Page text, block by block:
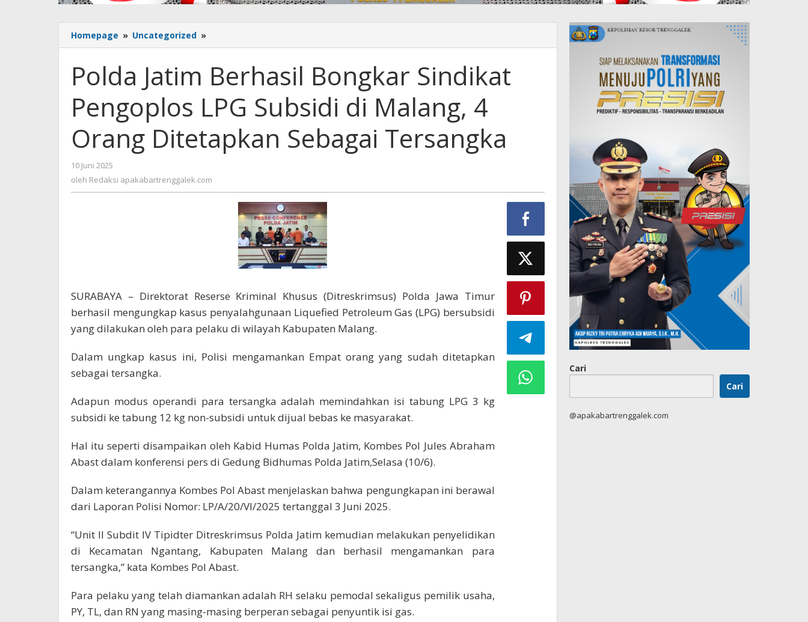
Homepage » Uncategorized »
Jatim
Bongkar
Sindikat
Pengoplos
LPG
di
Malang,
Ditetapkan
Tersangka
Polda Jatim Berhasil Bongkar Sindikat
Pengoplos LPG Subsidi di Malang, 4
Orang Ditetapkan Sebagai Tersangka
10 Juni 2025
Redaksi
apakabartrenggalek.com
oleh Redaksi apakabartrenggalek.com
SURABAYA – Direktorat Reserse Kriminal Khusus (Ditreskrimsus) Polda Jawa Timur
berhasil mengungkap kasus penyalahgunaan Liquefied Petroleum Gas (LPG) bersubsidi
yang dilakukan oleh para pelaku di wilayah Kabupaten Malang.
Dalam ungkap kasus ini, Polisi mengamankan Empat orang yang sudah ditetapkan
sebagai tersangka.
Adapun modus operandi para tersangka adalah memindahkan isi tabung LPG 3 kg
subsidi ke tabung 12 kg non-subsidi untuk dijual bebas ke masyarakat.
Hal itu seperti disampaikan oleh Kabid Humas Polda Jatim, Kombes Pol Jules Abraham
Abast dalam konferensi pers di Gedung Bidhumas Polda Jatim,Selasa (10/6).
Dalam keterangannya Kombes Pol Abast menjelaskan bahwa pengungkapan ini berawal
dari Laporan Polisi Nomor: LP/A/20/VI/2025 tertanggal 3 Juni 2025.
“Unit II Subdit IV Tipidter Ditreskrimsus Polda Jatim kemudian melakukan penyelidikan
di Kecamatan Ngantang, Kabupaten Malang dan berhasil mengamankan para
tersangka,” kata Kombes Pol Abast.
Para pelaku yang telah diamankan adalah RH selaku pemodal sekaligus pemilik usaha,
PY, TL, dan RN yang masing-masing berperan sebagai penyuntik isi gas.
Cari
Cari
@apakabartrenggalek.com